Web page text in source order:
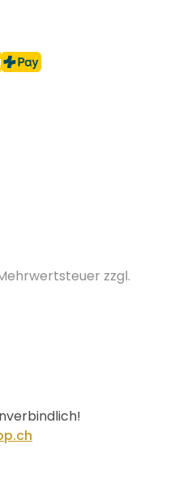
zzgl.